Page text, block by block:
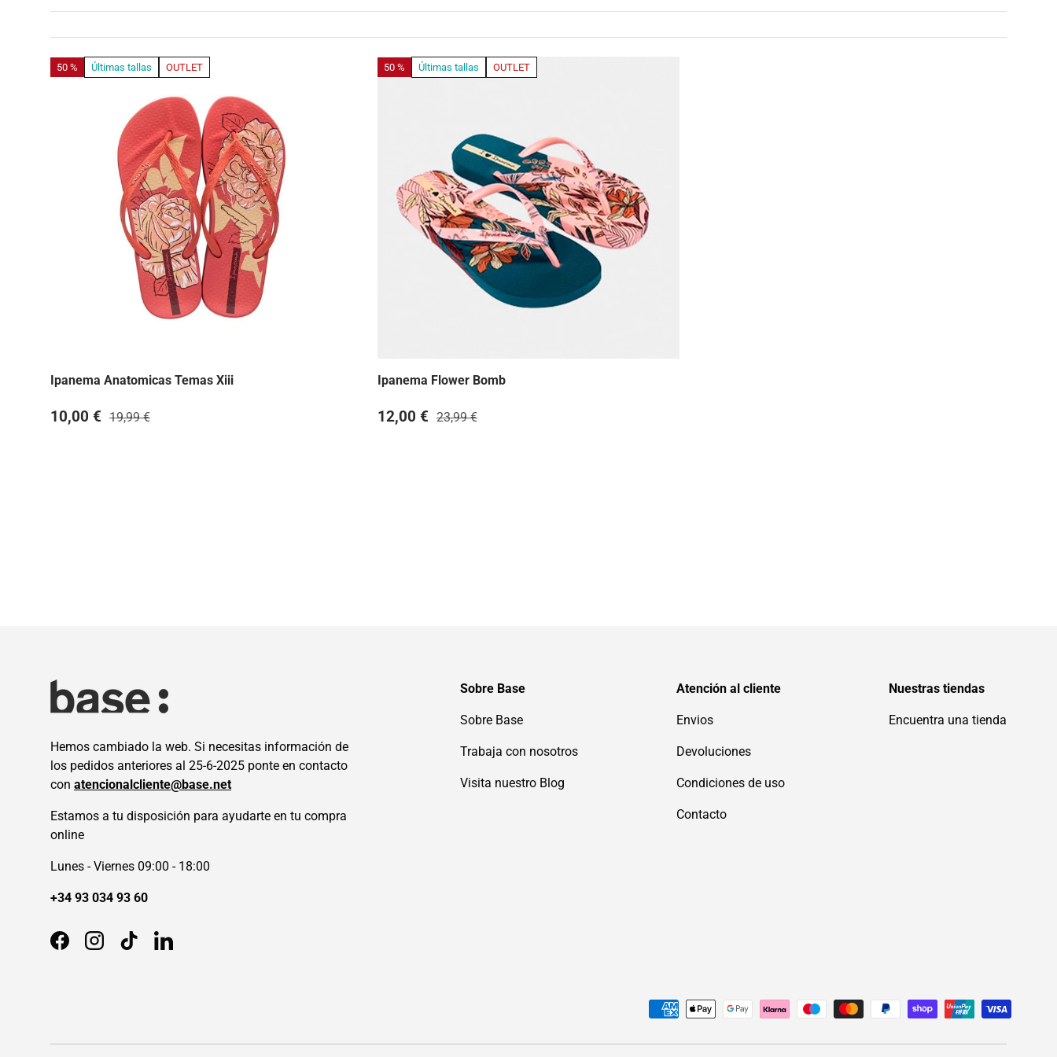
50 % Últimas tallas OUTLET
Ipanema Anatomicas Temas Xiii
10,00 € 19,99 €
50 % Últimas tallas OUTLET
Ipanema Flower Bomb
12,00 € 23,99 €
Hemos cambiado la web. Si necesitas información de
los pedidos anteriores al 25-6-2025 ponte en contacto
con atencionalcliente@base.net
Estamos a tu disposición para ayudarte en tu compra
online
Lunes - Viernes 09:00 - 18:00
+34 93 034 93 60
FacebookInstagramTikTokLinkedIn
Sobre Base
Sobre Base
Trabaja con nosotros
Visita nuestro Blog
Atención al cliente
Envios
Devoluciones
Condiciones de uso
Contacto
Nuestras tiendas
Encuentra una tienda
Formas de pago aceptadas